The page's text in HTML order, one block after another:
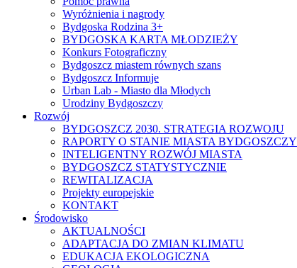
Wyróżnienia i nagrody
Bydgoska Rodzina 3+
BYDGOSKA KARTA MŁODZIEŻY
Konkurs Fotograficzny
Bydgoszcz miastem równych szans
Bydgoszcz Informuje
Urban Lab - Miasto dla Młodych
Urodziny Bydgoszczy
Rozwój
BYDGOSZCZ 2030. STRATEGIA ROZWOJU
RAPORTY O STANIE MIASTA BYDGOSZCZY
INTELIGENTNY ROZWÓJ MIASTA
BYDGOSZCZ STATYSTYCZNIE
REWITALIZACJA
Projekty europejskie
KONTAKT
Środowisko
AKTUALNOŚCI
ADAPTACJA DO ZMIAN KLIMATU
EDUKACJA EKOLOGICZNA